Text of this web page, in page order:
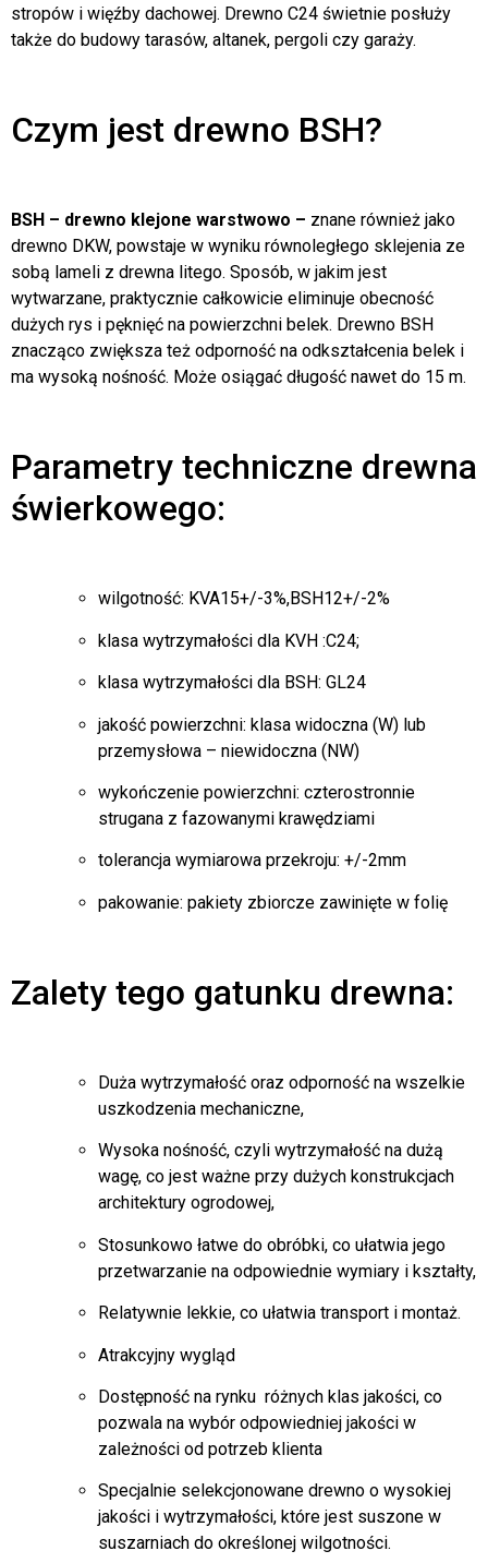
stropów i więźby dachowej. Drewno C24 świetnie posłuży
także do budowy tarasów, altanek, pergoli czy garaży.
Czym jest drewno BSH?
BSH – drewno klejone warstwowo – znane również jako
drewno DKW, powstaje w wyniku równoległego sklejenia ze
sobą lameli z drewna litego. Sposób, w jakim jest
wytwarzane, praktycznie całkowicie eliminuje obecność
dużych rys i pęknięć na powierzchni belek. Drewno BSH
znacząco zwiększa też odporność na odkształcenia belek i
ma wysoką nośność. Może osiągać długość nawet do 15 m.
Parametry techniczne drewna
świerkowego:
wilgotność: KVA15+/-3%,BSH12+/-2%
klasa wytrzymałości dla KVH :C24;
klasa wytrzymałości dla BSH: GL24
jakość powierzchni: klasa widoczna (W) lub
przemysłowa – niewidoczna (NW)
wykończenie powierzchni: czterostronnie
strugana z fazowanymi krawędziami
tolerancja wymiarowa przekroju: +/-2mm
pakowanie: pakiety zbiorcze zawinięte w folię
Zalety tego gatunku drewna:
Duża wytrzymałość oraz odporność na wszelkie
uszkodzenia mechaniczne,
Wysoka nośność, czyli wytrzymałość na dużą
wagę, co jest ważne przy dużych konstrukcjach
architektury ogrodowej,
Stosunkowo łatwe do obróbki, co ułatwia jego
przetwarzanie na odpowiednie wymiary i kształty,
Relatywnie lekkie, co ułatwia transport i montaż.
Atrakcyjny wygląd
Dostępność na rynku różnych klas jakości, co
pozwala na wybór odpowiedniej jakości w
zależności od potrzeb klienta
Specjalnie selekcjonowane drewno o wysokiej
jakości i wytrzymałości, które jest suszone w
suszarniach do określonej wilgotności.